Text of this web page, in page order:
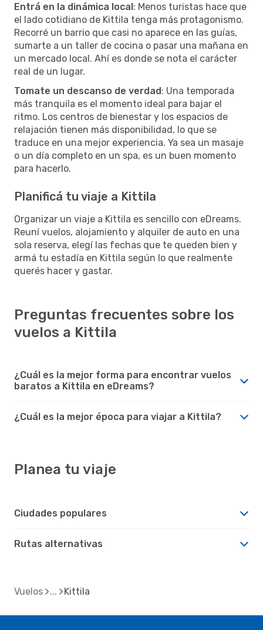
Entrá en la dinámica local: Menos turistas hace que
el lado cotidiano de Kittila tenga más protagonismo.
Recorré un barrio que casi no aparece en las guías,
sumarte a un taller de cocina o pasar una mañana en
un mercado local. Ahí es donde se nota el carácter
real de un lugar.
Tomate un descanso de verdad: Una temporada
más tranquila es el momento ideal para bajar el
ritmo. Los centros de bienestar y los espacios de
relajación tienen más disponibilidad, lo que se
traduce en una mejor experiencia. Ya sea un masaje
o un día completo en un spa, es un buen momento
para hacerlo.
Planificá tu viaje a Kittila
Organizar un viaje a Kittila es sencillo con eDreams.
Reuní vuelos, alojamiento y alquiler de auto en una
sola reserva, elegí las fechas que te queden bien y
armá tu estadía en Kittila según lo que realmente
querés hacer y gastar.
Preguntas frecuentes sobre los
vuelos a Kittila
¿Cuál es la mejor forma para encontrar vuelos
baratos a Kittila en eDreams?
¿Cuál es la mejor época para viajar a Kittila?
Planea tu viaje
Ciudades populares
Rutas alternativas
Vuelos Kittila